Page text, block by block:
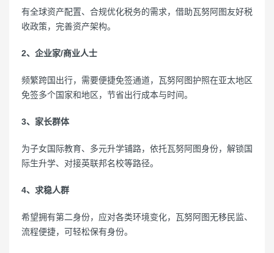
有全球资产配置、合规优化税务的需求，借助瓦努阿图友好税
收政策，完善资产架构。
2、企业家/商业人士
频繁跨国出行，需要便捷免签通道，瓦努阿图护照在亚太地区
免签多个国家和地区，节省出行成本与时间。
3、家长群体
为子女国际教育、多元升学铺路，依托瓦努阿图身份，解锁国
际生升学、对接英联邦名校等路径。
4、求稳人群
希望拥有第二身份，应对各类环境变化，瓦努阿图无移民监、
流程便捷，可轻松保有身份。